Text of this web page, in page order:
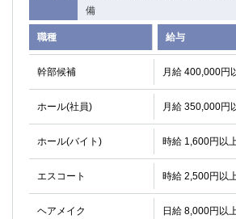
備
職種 給与
幹部候補 月給 400,000円
ホール(社員) 月給 350,000円
ホール(バイト) 時給 1,600円以
エスコート 時給 2,500円以
ヘアメイク 日給 8,000円以
①歌舞伎町 ②新宿 ③西部新宿 ③東
①銀座 ②新橋
錦糸町(南口)
蒲田(西口)
清瀬（南口）
①東武練馬 ②成増・板橋 ③大山 ②
池袋東口
金町
大井町
大泉学園
下赤塚
荻窪
浅草
新小岩
幡ヶ谷
祖師ヶ谷大蔵
小岩